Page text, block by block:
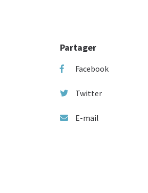
Partager
Facebook
Twitter
E-mail